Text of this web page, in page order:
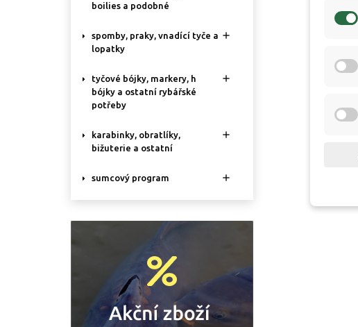
boilies a podobné
spomby, praky, vnadící tyče a
lopatky

tyčové bójky, markery, h
bójky a ostatní rybářské
potřeby

karabinky, obratlíky,
bižuterie a ostatní

sumcový program 